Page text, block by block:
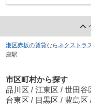
港区赤坂の賃貸ならネクストラ
座駅
市区町村から探す
品川区 / 江東区 / 世田谷
台東区 / 目黒区 / 豊島区